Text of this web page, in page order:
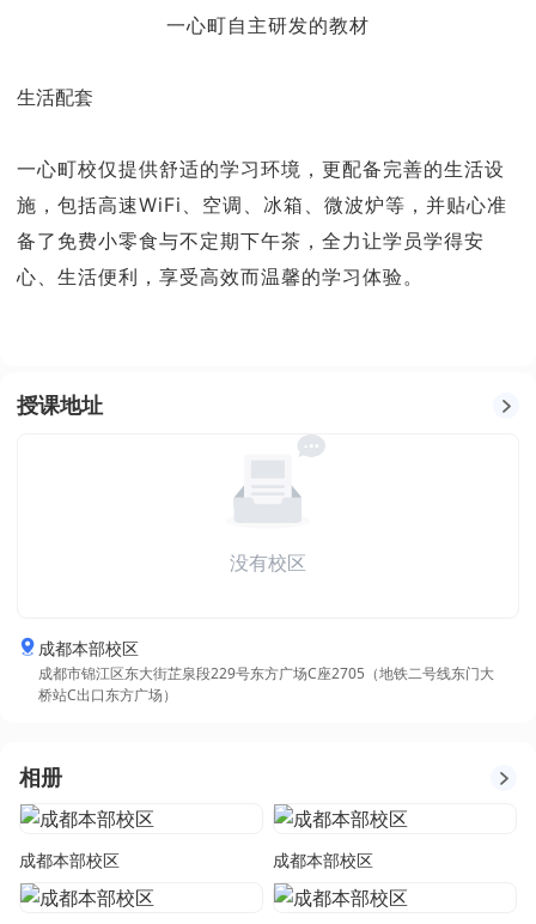
一心町自主研发的教材
生活配套
一心町校仅提供舒适的学习环境，更配备完善的生活设
施，包括高速WiFi、空调、冰箱、微波炉等，并贴心准
备了免费小零食与不定期下午茶，全力让学员学得安
心、生活便利，享受高效而温馨的学习体验。
授课地址
没有校区
成都本部校区
成都市锦江区东大街芷泉段229号东方广场C座2705（地铁二号线东门大
桥站C出口东方广场）
相册
成都本部校区 成都本部校区